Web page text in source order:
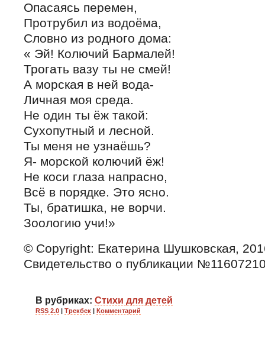
Опасаясь перемен,
Протрубил из водоёма,
Словно из родного дома:
« Эй! Колючий Бармалей!
Трогать вазу ты не смей!
А морская в ней вода-
Личная моя среда.
Не один ты ёж такой:
Сухопутный и лесной.
Ты меня не узнаёшь?
Я- морской колючий ёж!
Не коси глаза напрасно,
Всё в порядке. Это ясно.
Ты, братишка, не ворчи.
Зоологию учи!»
© Copyright: Екатерина Шушковская,
Свидетельство о публикации
В рубриках: Стихи для детей
RSS 2.0 | Трекбек | Комментарий